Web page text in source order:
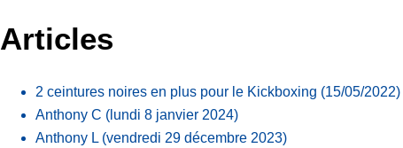
Articles
2 ceintures noires en plus pour le Kickboxing (15/05/2022)
Anthony C (lundi 8 janvier 2024)
Anthony L (vendredi 29 décembre 2023)